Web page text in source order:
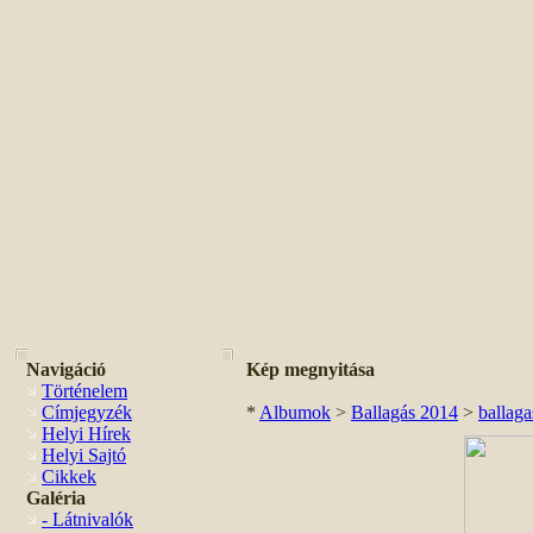
Navigáció
Történelem
Címjegyzék
Helyi Hírek
Helyi Sajtó
Cikkek
Galéria
- Látnivalók
Kép megnyitása
* Albumok > Ballagás 2014 >